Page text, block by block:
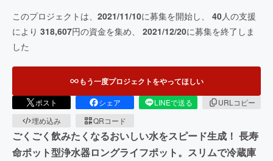
このプロジェクトは、 2021/11/10に募集を開始し、 40人の支援
により 318,607円の資金を集め、 2021/12/20に募集を終了しま
した
もう一度プロジェクトをやってほしい
ポスト シェア LINEで送る
URLコピー
埋め込み
QRコード
ごくごく飲みたくなるおいしい水をスピード生成！ 長寿
命ポット型浄水器ロングライフポット。スリムで冷蔵庫